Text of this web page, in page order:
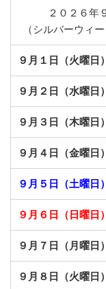
２０２６年
（シルバーウィー
９月１日（火曜日）
９月２日（水曜日）
９月３日（木曜日）
９月４日（金曜日）
９月５日（土曜日）
９月６日（日曜日）
９月７日（月曜日）
９月８日（火曜日）